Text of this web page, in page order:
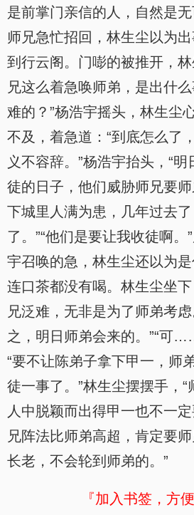
是前掌门亲信的人，自然是
师兄急忙招回，林生尘以为
到行云阁。门嘭的被推开，
兄这么着急唤师弟，是出什
难的？”杨浩宇摇头，林生尘
不及，着急道：“到底怎么了
义不容辞。”杨浩宇抬头，“
徒的日子，他们威胁师兄要
下城里人满为患，几年过去
了。”“他们是要让我收徒啊。
宇召唤的急，林生尘还以为
连口茶都没有喝。林生尘坐
兄泛难，无非是为了师弟考虑
之，明日师弟会来的。”“可
“要不让陈弟子拿下甲一，师
徒一事了。”林生尘摆摆手，
人中脱颖而出得甲一也不一
兄阵法比师弟高超，肯定要
长老，不会轮到师弟的。”
『加入书签，方